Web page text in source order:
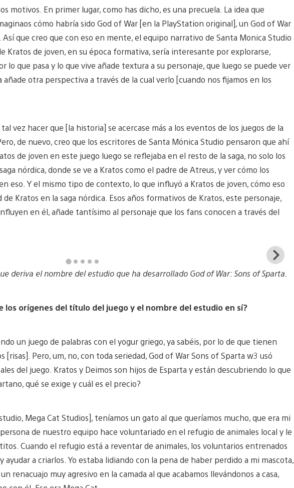
motivos. En primer lugar, como has dicho, es una precuela. La idea que
cómo habría sido God of War [en la PlayStation original], un God of War
Así que creo que con eso en mente, el equipo narrativo de Santa Monica Studio
Kratos de joven, en su época formativa, sería interesante por explorarse,
lo que pasa y lo que vive añade textura a su personaje, que luego se puede ver
otra perspectiva a través de la cual verlo [cuando nos fijamos en los
vez hacer que [la historia] se acercase más a los eventos de los juegos de la
de nuevo, creo que los escritores de Santa Mónica Studio pensaron que ahí
de joven en este juego luego se reflejaba en el resto de la saga, no solo los
nórdica, donde se ve a Kratos como el padre de Atreus, y ver cómo los
eso. Y el mismo tipo de contexto, lo que influyó a Kratos de joven, cómo eso
Kratos en la saga nórdica. Esos años formativos de Kratos, este personaje,
en él, añade tantísimo al personaje que los fans conocen a través del
deriva el nombre del estudio que ha desarrollado God of War: Sons of Sparta.
los orígenes del título del juego y el nombre del estudio en sí?
un juego de palabras con el yogur griego, ya sabéis, por lo de que tienen
[risas]. Pero, um, no, con toda seriedad, God of War Sons of Sparta w3 usó
del juego. Kratos y Deimos son hijos de Esparta y están descubriendo lo que
qué se exige y cuál es el precio?
Mega Cat Studios], teníamos un gato al que queríamos mucho, que era mi
de nuestro equipo hace voluntariado en el refugio de animales local y le
Cuando el refugio está a reventar de animales, los voluntarios entrenados
ayudar a criarlos. Yo estaba lidiando con la pena de haber perdido a mi mascota,
renacuajo muy agresivo en la camada al que acabamos llevándonos a casa,